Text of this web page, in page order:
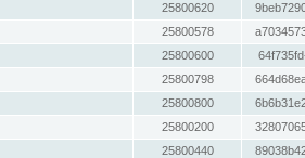
25800620
25800578
25800600
25800798
25800800
25800200
25800440